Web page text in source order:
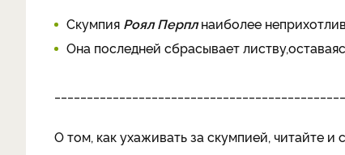
Скумпия Роял Перплнаиболее
Она последней сбрасывает
О том, как ухаживать за скумпией, читайте и